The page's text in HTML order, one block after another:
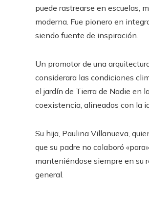
puede rastrearse en escuelas,
moderna. Fue pionero en
siendo fuente de inspiración.
Un promotor de una
considerara las condiciones
el jardín de Tierra de Nadie en
coexistencia, alineados con la
Su hija, Paulina Villanueva,
que su padre no colaboró
manteniéndose siempre en su
general.